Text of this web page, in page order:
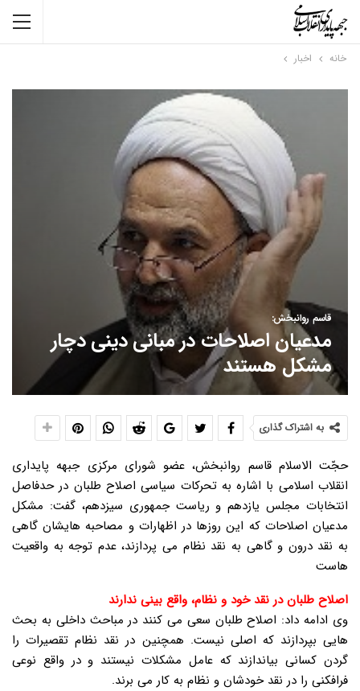
خانه اخبار
قاسم روانبخش:
مدعیان اصلاحات در مبانی دینی دچار
مشکل هستند
به اشتراک گذاری
حجّت الاسلام قاسم روانبخش، عضو شورای مرکزی جبهه پایداری
انقلاب اسلامی با اشاره به تحرکات سیاسی اصلاح طلبان در حدفاصل
انتخابات مجلس یازدهم و ریاست جمهوری سیزدهم، گفت: مشکل
مدعیان اصلاحات که این روزها در اظهارات و مصاحبه هایشان گاهی
به نقد درون و گاهی به نقد نظام می پردازند، عدم توجه به واقعیت
هاست
اصلاح طلبان در نقد خود و نظام، واقع بینی ندارند
وی ادامه داد: اصلاح طلبان سعی می کنند در مباحث داخلی به بحث
هایی بپردازند که اصلی نیست. همچنین در نقد نظام تقصیرات را
گردن کسانی بیاندازند که عامل مشکلات نیستند و در واقع نوعی
فرافکنی را در نقد خودشان و نظام به کار می برند.